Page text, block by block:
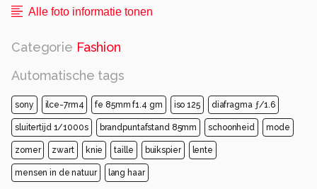
Alle foto informatie tonen
Categorie Fashion
Automatische tags
sony ilce-7rm4 fe 85mm f1.4 gm iso 125 diafragma ƒ/1.6
sluitertijd 1/1000s brandpuntafstand 85mm schoonheid mode
zomer zwart knie taille buikspier lente
mensen in de natuur lang haar